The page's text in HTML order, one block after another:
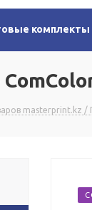
комплекты
masterprint.kz